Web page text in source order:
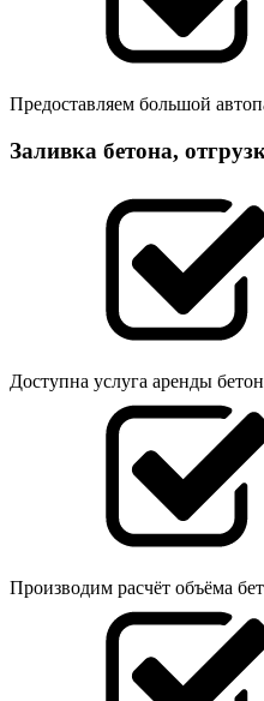
Предоставляем большой
Заливка бетона,
Доступна услуга аренды
Производим расчёт объёма